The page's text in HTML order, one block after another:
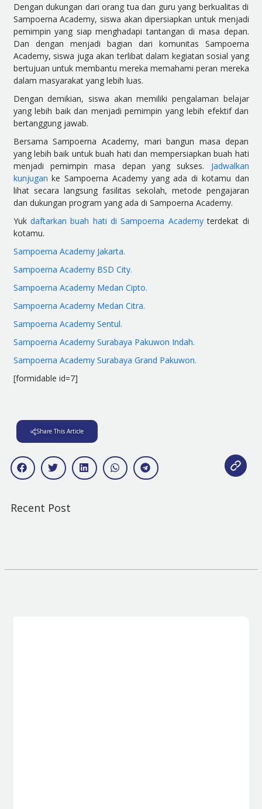
Dengan dukungan dari orang tua dan guru yang berkualitas di
Sampoerna Academy, siswa akan dipersiapkan untuk menjadi
pemimpin yang siap menghadapi tantangan di masa depan.
Dan dengan menjadi bagian dari komunitas Sampoerna
Academy, siswa juga akan terlibat dalam kegiatan sosial yang
bertujuan untuk membantu mereka memahami peran mereka
dalam masyarakat yang lebih luas.
Dengan demikian, siswa akan memiliki pengalaman belajar
yang lebih baik dan menjadi pemimpin yang lebih efektif dan
bertanggung jawab.
Bersama Sampoerna Academy, mari bangun masa depan
yang lebih baik untuk buah hati dan mempersiapkan buah hati
menjadi pemimpin masa depan yang sukses.
Jadwalkan
kunjugan ke Sampoerna Academy yang ada di kotamu dan
lihat secara langsung fasilitas sekolah, metode pengajaran
dan dukungan program yang ada di Sampoerna Academy.
Yuk daftarkan buah hati di Sampoerna Academyterdekat di
kotamu.
Sampoerna Academy Jakarta.
Sampoerna Academy BSD City.
Sampoerna Academy Medan Cipto.
Sampoerna Academy Medan Citra.
Sampoerna Academy Sentul.
Sampoerna Academy Surabaya Pakuwon Indah.
Sampoerna Academy Surabaya Grand Pakuwon.
[formidable id=7]
Share This Article
Recent Post